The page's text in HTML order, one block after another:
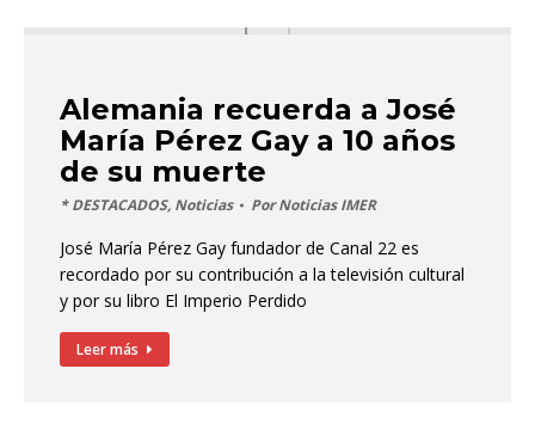
Alemania recuerda a José
María Pérez Gay a 10 años
de su muerte
* DESTACADOS, Noticias PorNoticias IMER
José María Pérez Gay fundador de Canal 22 es
recordado por su contribución a la televisión cultural
y por su libro El Imperio Perdido
Leer más